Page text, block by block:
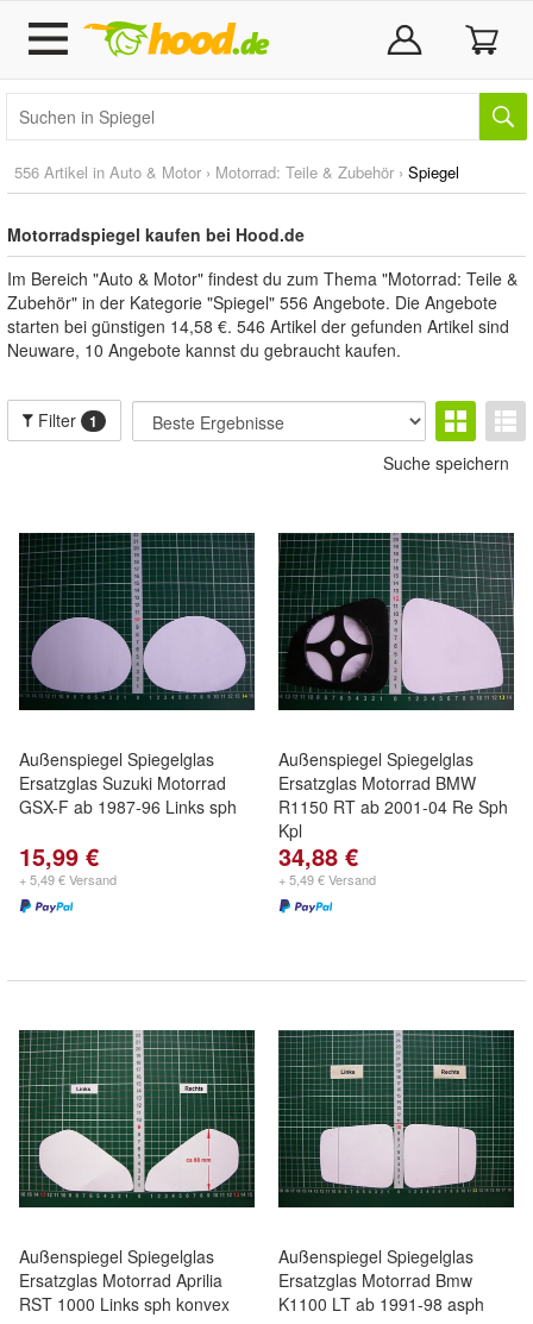
556 Artikel in Auto & Motor › Motorrad: Teile & Zubehör › Spiegel
Motorradspiegel kaufen bei Hood.de
Im Bereich "Auto & Motor" findest du zum Thema "Motorrad: Teile &
Zubehör" in der Kategorie "Spiegel" 556 Angebote. Die Angebote
starten bei günstigen 14,58 €. 546 Artikel der gefunden Artikel sind
Neuware, 10 Angebote kannst du gebraucht kaufen.
Filter 1
Suche speichern
Außenspiegel Spiegelglas
Ersatzglas Suzuki Motorrad
GSX-F ab 1987-96 Links sph
15,99 €
+ 5,49 € Versand
Außenspiegel Spiegelglas
Ersatzglas Motorrad BMW
R1150 RT ab 2001-04 Re Sph
Kpl
34,88 €
+ 5,49 € Versand
Außenspiegel Spiegelglas
Ersatzglas Motorrad Aprilia
RST 1000 Links sph konvex
Außenspiegel Spiegelglas
Ersatzglas Motorrad Bmw
K1100 LT ab 1991-98 asph